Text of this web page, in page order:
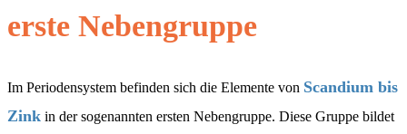
erste Nebengruppe
Im Periodensystem befinden sich die Elemente von Scandium bis
Zink in der sogenannten ersten Nebengruppe. Diese Gruppe bildet